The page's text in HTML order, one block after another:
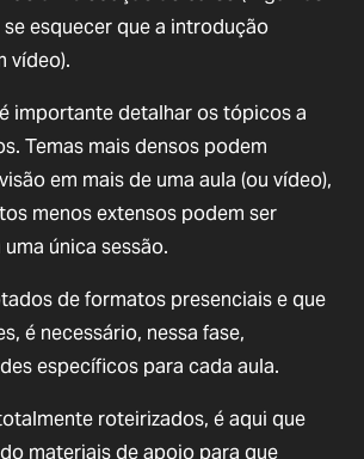
esquecer que a introdução
vídeo).
importante detalhar os tópicos a
Temas mais densos podem
em mais de uma aula (ou vídeo),
menos extensos podem ser
única sessão.
de formatos presenciais e que
é necessário, nessa fase,
específicos para cada aula.
roteirizados, é aqui que
materiais de apoio para que